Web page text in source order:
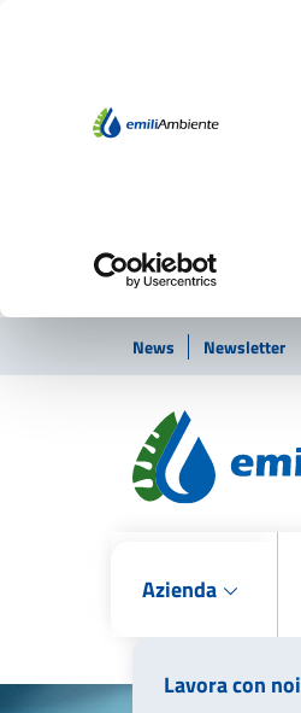
News Newsletter
Azienda
Lavora con noi